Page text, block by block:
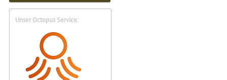
Unser Octopus Service: